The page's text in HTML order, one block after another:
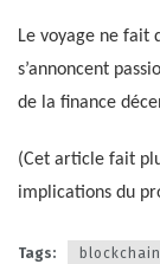
Le voyage ne fait
s’annoncent
de la finance
(Cet article fait
implications du
Tags: